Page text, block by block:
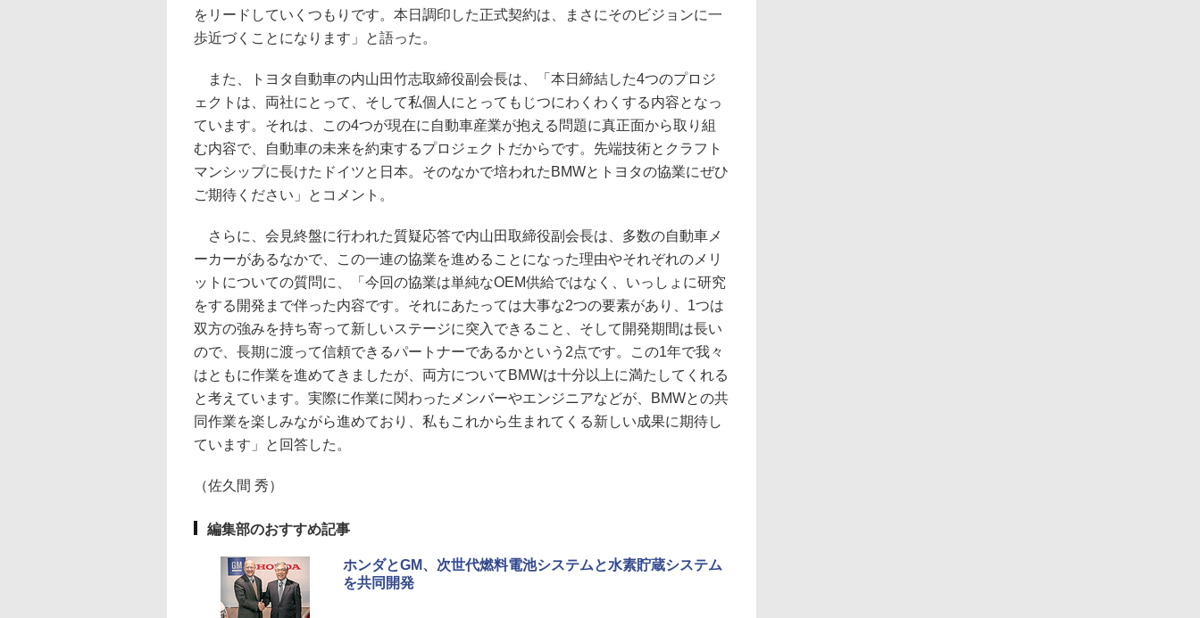
をリードしていくつもりです。本日調印した正式契約は、まさにそのビジョンに一
歩近づくことになります」と語った。
また、トヨタ自動車の内山田竹志取締役副会長は、「本日締結した4つのプロジ
ェクトは、両社にとって、そして私個人にとってもじつにわくわくする内容となっ
ています。それは、この4つが現在に自動車産業が抱える問題に真正面から取り組
む内容で、自動車の未来を約束するプロジェクトだからです。先端技術とクラフト
マンシップに長けたドイツと日本。そのなかで培われたBMWとトヨタの協業にぜひ
ご期待ください」とコメント。
さらに、会見終盤に行われた質疑応答で内山田取締役副会長は、多数の自動車メ
ーカーがあるなかで、この一連の協業を進めることになった理由やそれぞれのメリ
ットについての質問に、「今回の協業は単純なOEM供給ではなく、いっしょに研究
をする開発まで伴った内容です。それにあたっては大事な2つの要素があり、1つは
双方の強みを持ち寄って新しいステージに突入できること、そして開発期間は長い
ので、長期に渡って信頼できるパートナーであるかという2点です。この1年で我々
はともに作業を進めてきましたが、両方についてBMWは十分以上に満たしてくれる
と考えています。実際に作業に関わったメンバーやエンジニアなどが、BMWとの共
同作業を楽しみながら進めており、私もこれから生まれてくる新しい成果に期待し
ています」と回答した。
（佐久間 秀）
編集部のおすすめ記事
ホンダとGM、次世代燃料電池システムと水素貯蔵システム
を共同開発